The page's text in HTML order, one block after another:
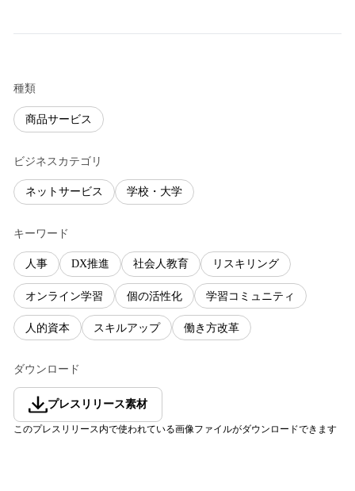
種類
商品サービス
ビジネスカテゴリ
ネットサービス 学校・大学
キーワード
人事 DX推進 社会人教育 リスキリング
オンライン学習 個の活性化 学習コミュニティ
人的資本 スキルアップ 働き方改革
ダウンロード
プレスリリース素材
このプレスリリース内で使われている画像ファイルがダウンロードできます